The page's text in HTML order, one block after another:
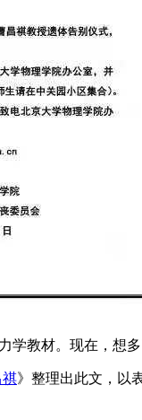
学教材。现在，想
》整理出此文，以